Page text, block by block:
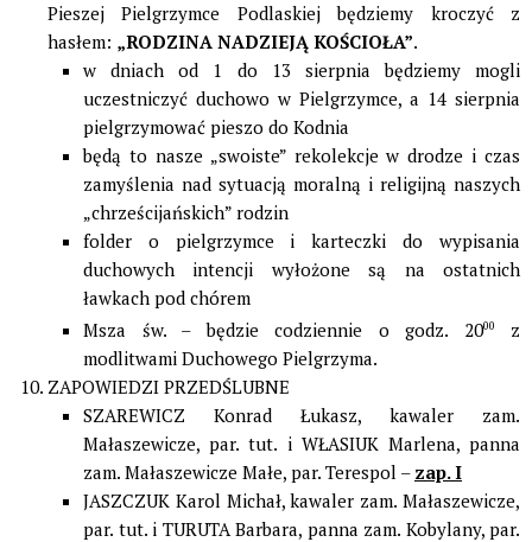
Pieszej Pielgrzymce Podlaskiej będziemy kroczyć z
hasłem: „RODZINA NADZIEJĄ KOŚCIOŁA”.
w dniach od 1 do 13 sierpnia będziemy mogli
uczestniczyć duchowo w Pielgrzymce, a 14 sierpnia
pielgrzymować pieszo do Kodnia
będą to nasze „swoiste” rekolekcje w drodze i czas
zamyślenia nad sytuacją moralną i religijną naszych
„chrześcijańskich” rodzin
folder o pielgrzymce i karteczki do wypisania
duchowych intencji wyłożone są na ostatnich
ławkach pod chórem
Msza św. – będzie codziennie o godz. 2000
z
modlitwami Duchowego Pielgrzyma.
ZAPOWIEDZI PRZEDŚLUBNE
SZAREWICZ Konrad Łukasz, kawaler zam.
Małaszewicze, par. tut. i WŁASIUK Marlena, panna
zam. Małaszewicze Małe, par. Terespol – zap. I
JASZCZUK Karol Michał, kawaler zam. Małaszewicze,
par. tut. i TURUTA Barbara, panna zam. Kobylany, par.